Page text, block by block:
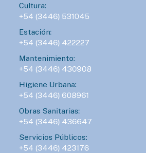
Cultura:
+54 (3446) 531045
Estación:
+54 (3446) 422227
Mantenimiento:
+54 (3446) 430908
Higiene Urbana:
+54 (3446) 608961
Obras Sanitarias:
+54 (3446) 436647
Servicios Públicos:
+54 (3446) 423176